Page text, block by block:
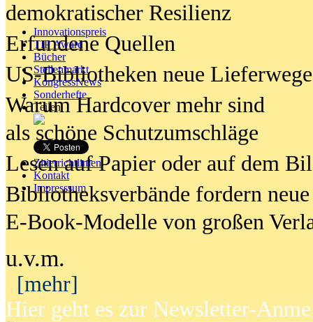
Innovationspreis
TIP Award
Bücher
Stellenmarkt
KongressNews
Sonderhefte
Teilen
Zitierrichtlinien
Kontakt
Impresssum
demokratischer Resilienz
Erfundene Quellen
US-Bibliotheken neue Lieferwege
Warum Hardcover mehr sind
als schöne Schutzumschläge
Lesen auf Papier oder auf dem
Bibliotheksverbände fordern neue
E-Book-Modelle von großen
u.v.m.
[mehr]
Hier geht es zur Newsletter-